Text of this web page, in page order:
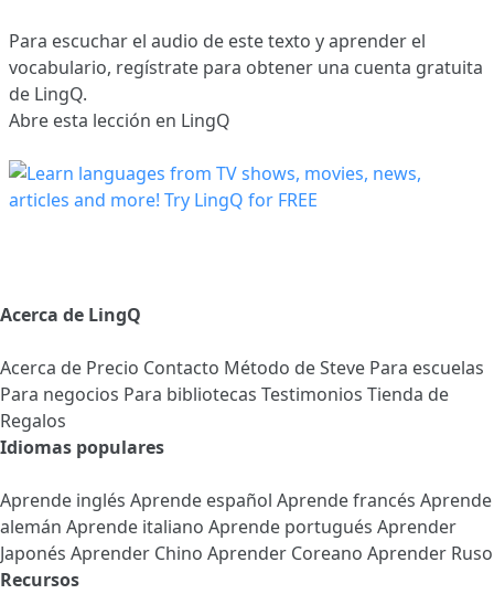
Para escuchar el audio de este texto y aprender el
vocabulario, regístrate para obtener una cuenta gratuita
de LingQ.
Abre esta lección en LingQ
Acerca de LingQ
Acerca de Precio Contacto Método de Steve Para escuelas
Para negocios Para bibliotecas Testimonios Tienda de
Regalos
Idiomas populares
Aprende inglés Aprende español Aprende francés Aprende
alemán Aprende italiano Aprende portugués Aprender
Japonés Aprender Chino Aprender Coreano Aprender Ruso
Recursos